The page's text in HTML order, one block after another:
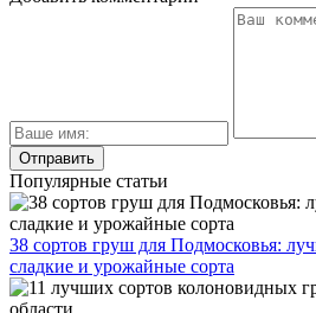
Популярные статьи
38 сортов груш для Подмосковья:
сладкие и урожайные сорта